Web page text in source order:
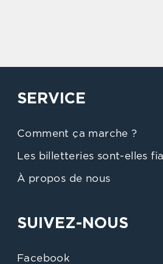
SERVICE
Comment ça marche ?
Les billetteries sont-elles
À propos de nous
SUIVEZ-NOUS
Facebook